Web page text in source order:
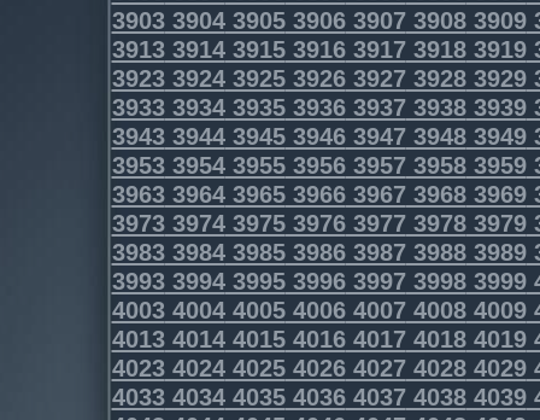
3903390439053906390739083909
3913391439153916391739183919
3923392439253926392739283929
3933393439353936393739383939
3943394439453946394739483949
3953395439553956395739583959
3963396439653966396739683969
3973397439753976397739783979
3983398439853986398739883989
3993399439953996399739983999
4003400440054006400740084009
4013401440154016401740184019
4023402440254026402740284029
4033403440354036403740384039